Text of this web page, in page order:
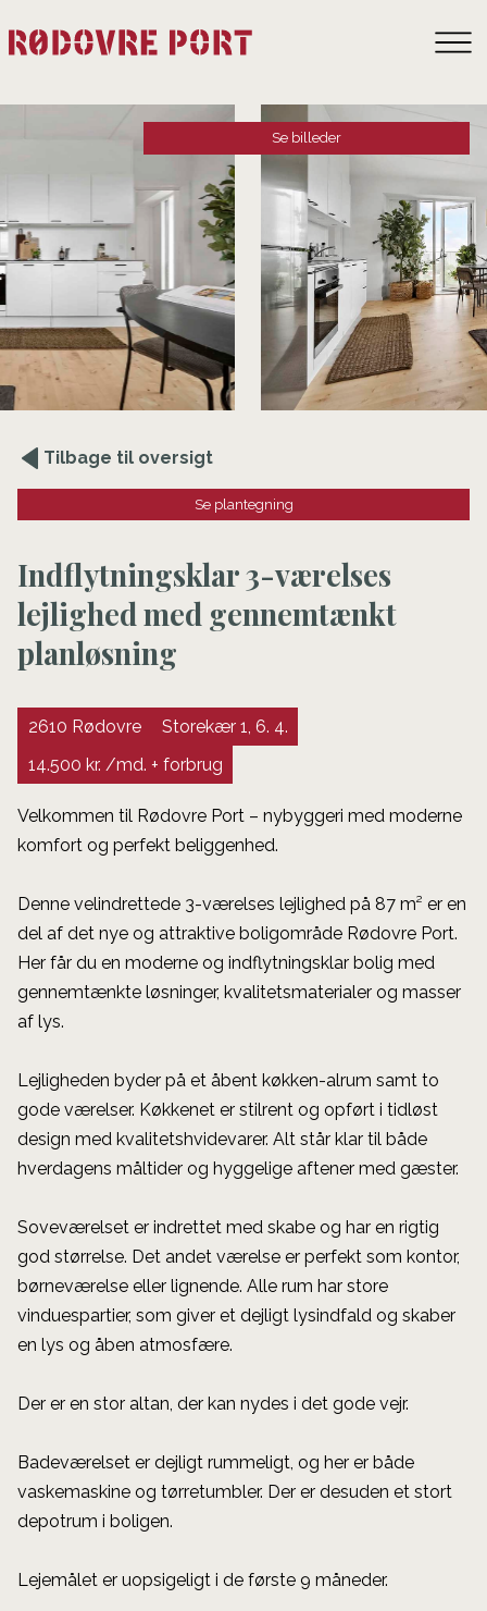
Se billeder
Tilbage til oversigt
Se plantegning
Indflytningsklar 3-værelses
lejlighed med gennemtænkt
planløsning
2610 Rødovre
Storekær 1, 6. 4.
14.500 kr. /md. + forbrug
Velkommen til Rødovre Port – nybyggeri med moderne
komfort og perfekt beliggenhed.
Denne velindrettede 3-værelses lejlighed på 87 m² er en
del af det nye og attraktive boligområde Rødovre Port.
Her får du en moderne og indflytningsklar bolig med
gennemtænkte løsninger, kvalitetsmaterialer og masser
af lys.
Lejligheden byder på et åbent køkken-alrum samt to
gode værelser. Køkkenet er stilrent og opført i tidløst
design med kvalitetshvidevarer. Alt står klar til både
hverdagens måltider og hyggelige aftener med gæster.
Soveværelset er indrettet med skabe og har en rigtig
god størrelse. Det andet værelse er perfekt som kontor,
børneværelse eller lignende. Alle rum har store
vinduespartier, som giver et dejligt lysindfald og skaber
en lys og åben atmosfære.
Der er en stor altan, der kan nydes i det gode vejr.
Badeværelset er dejligt rummeligt, og her er både
vaskemaskine og tørretumbler. Der er desuden et stort
depotrum i boligen.
Lejemålet er uopsigeligt i de første 9 måneder.